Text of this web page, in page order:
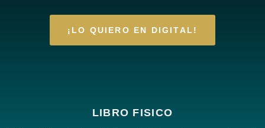
¡LO QUIERO EN DIGITAL!
LIBRO FISICO